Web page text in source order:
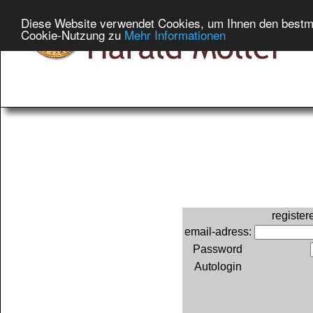
Diese Website verwendet Cookies, um Ihnen den
Cookie-Nutzung zu Mehr Informationen
email-adress:
Password
Autologin